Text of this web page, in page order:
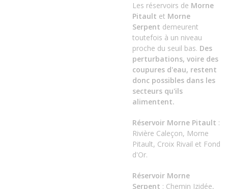
Les réservoirs de Morne
Pitault et Morne
Serpent demeurent
toutefois à un niveau
proche du seuil bas. Des
perturbations, voire des
coupures d'eau, restent
donc possibles dans les
secteurs qu'ils
alimentent.
Réservoir Morne Pitault :
Rivière Caleçon, Morne
Pitault, Croix Rivail et Fond
d'Or.
Réservoir Morne
Serpent : Chemin Izidée,